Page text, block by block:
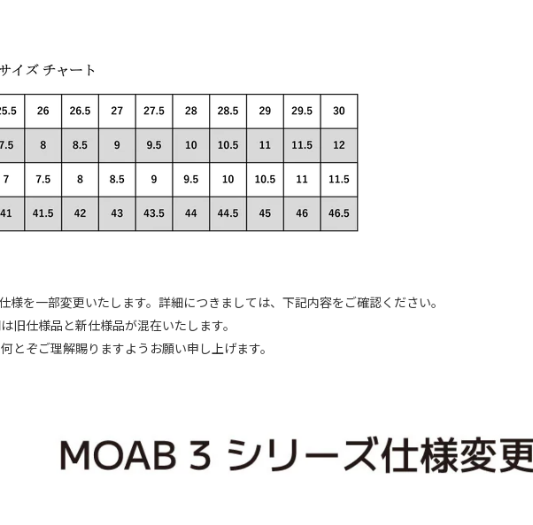
様を一部変更いたします。詳細につきましては、下記内容をご確認ください。
旧仕様品と新仕様品が混在いたします。
とぞご理解賜りますようお願い申し上げます。